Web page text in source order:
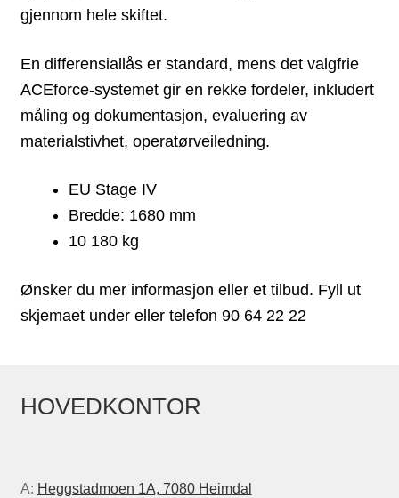
gjennom hele skiftet.
En differensiallås er standard, mens det valgfrie
ACEforce-systemet gir en rekke fordeler, inkludert
måling og dokumentasjon, evaluering av
materialstivhet, operatørveiledning.
EU Stage IV
Bredde: 1680 mm
10 180 kg
Ønsker du mer informasjon eller et tilbud. Fyll ut
skjemaet under eller telefon 90 64 22 22
HOVEDKONTOR
A: Heggstadmoen 1A, 7080 Heimdal